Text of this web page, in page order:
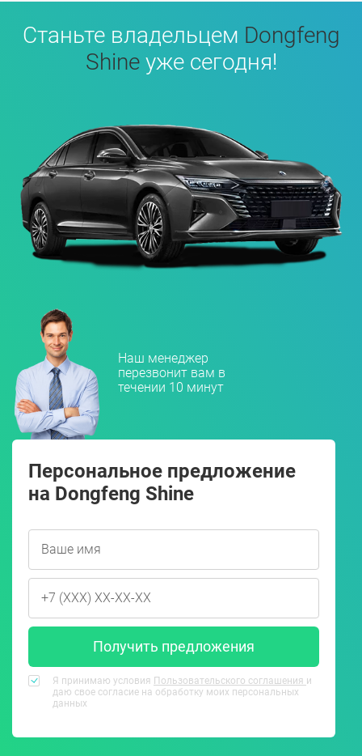
Станьте владельцем Dongfeng
Shineуже сегодня!
Наш менеджер
перезвонит вам в
течении 10 минут
Персональное предложение
на Dongfeng Shine
Получить предложения
Я принимаю условия Пользовательского соглашения и
даю свое согласие на обработку моих персональных
данных